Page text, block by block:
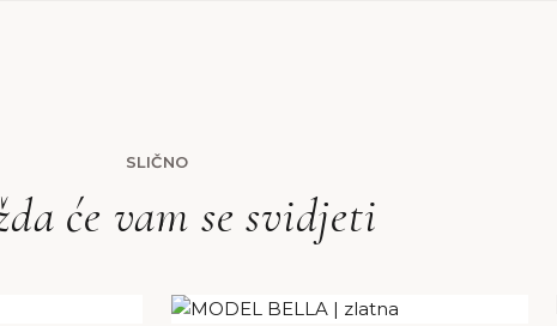
SLIČNO
će vam se svidjeti